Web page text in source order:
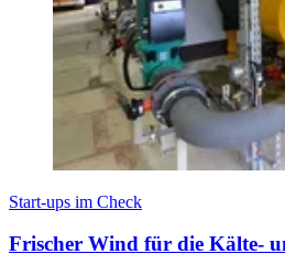
Start-ups im Check
Frischer Wind für die Kälte-